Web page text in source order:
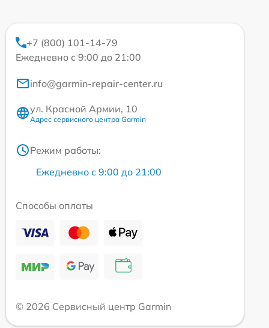
+7 (800) 101-14-79
Ежедневно с 9:00 до 21:00
info@garmin-repair-center.ru
ул. Красной Армии, 10
Адрес сервисного центра Garmin
Режим работы:
Ежедневно с 9:00 до 21:00
Способы оплаты
© 2026 Сервисный центр Garmin